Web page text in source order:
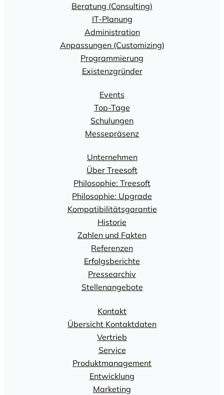
Beratung (Consulting)
IT-Planung
Administration
Anpassungen (Customizing)
Programmierung
Existenzgründer
Events
Top-Tage
Schulungen
Messepräsenz
Unternehmen
Über Treesoft
Philosophie: Treesoft
Philosophie: Upgrade
Kompatibilitätsgarantie
Historie
Zahlen und Fakten
Referenzen
Erfolgsberichte
Pressearchiv
Stellenangebote
Kontakt
Übersicht Kontaktdaten
Vertrieb
Service
Produktmanagement
Entwicklung
Marketing